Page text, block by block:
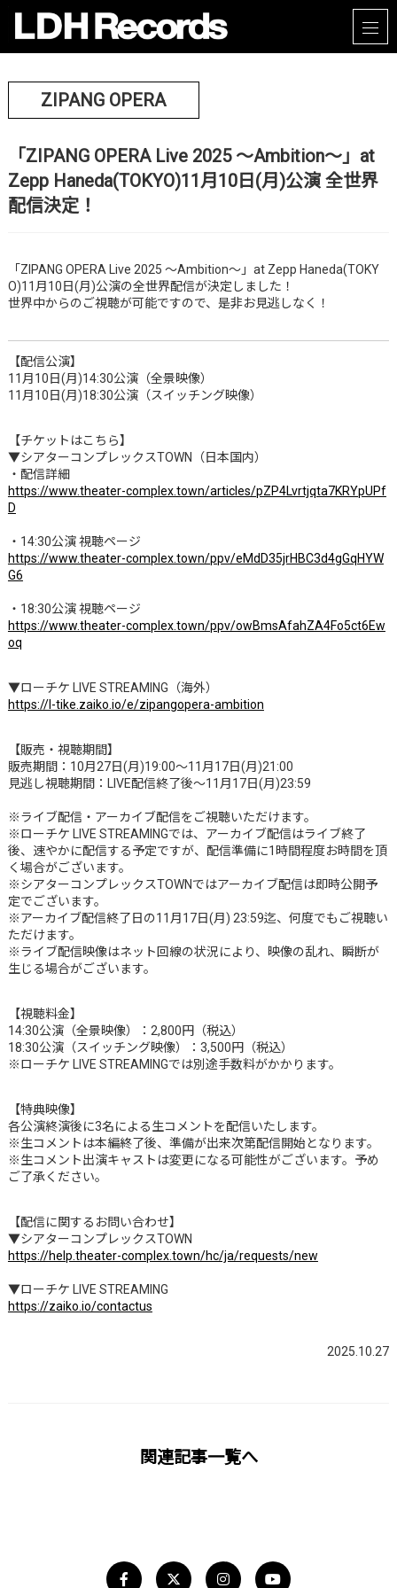
ZIPANG OPERA
「ZIPANG OPERA Live 2025 ～Ambition～」at
Zepp Haneda(TOKYO)11月10日(月)公演 全世界
配信決定！
「ZIPANG OPERA Live 2025 ～Ambition～」at Zepp Haneda(TOKY
O)11月10日(月)公演の全世界配信が決定しました！
世界中からのご視聴が可能ですので、是非お見逃しなく！
【配信公演】
11月10日(月)14:30公演（全景映像）
11月10日(月)18:30公演（スイッチング映像）
【チケットはこちら】
▼シアターコンプレックスTOWN（日本国内）
・配信詳細
https://www.theater-complex.town/articles/pZP4Lvrtjqta7KRYpUPf
D
・14:30公演 視聴ページ
https://www.theater-complex.town/ppv/eMdD35jrHBC3d4gGqHYW
G6
・18:30公演 視聴ページ
https://www.theater-complex.town/ppv/owBmsAfahZA4Fo5ct6Ew
oq
▼ローチケ LIVE STREAMING（海外）
https://l-tike.zaiko.io/e/zipangopera-ambition
【販売・視聴期間】
販売期間：10月27日(月)19:00〜11月17日(月)21:00
見逃し視聴期間：LIVE配信終了後〜11月17日(月)23:59
※ライブ配信・アーカイブ配信をご視聴いただけます。
※ローチケ LIVE STREAMINGでは、アーカイブ配信はライブ終了
後、速やかに配信する予定ですが、配信準備に1時間程度お時間を頂
く場合がございます。
※シアターコンプレックスTOWNではアーカイブ配信は即時公開予
定でございます。
※アーカイブ配信終了日の11月17日(月) 23:59迄、何度でもご視聴い
ただけます。
※ライブ配信映像はネット回線の状況により、映像の乱れ、瞬断が
生じる場合がございます。
【視聴料金】
14:30公演（全景映像）：2,800円（税込）
18:30公演（スイッチング映像）：3,500円（税込）
※ローチケ LIVE STREAMINGでは別途手数料がかかります。
【特典映像】
各公演終演後に3名による生コメントを配信いたします。
※生コメントは本編終了後、準備が出来次第配信開始となります。
※生コメント出演キャストは変更になる可能性がございます。予め
ご了承ください。
【配信に関するお問い合わせ】
▼シアターコンプレックスTOWN
https://help.theater-complex.town/hc/ja/requests/new
▼ローチケ LIVE STREAMING
https://zaiko.io/contactus
2025.10.27
関連記事一覧へ